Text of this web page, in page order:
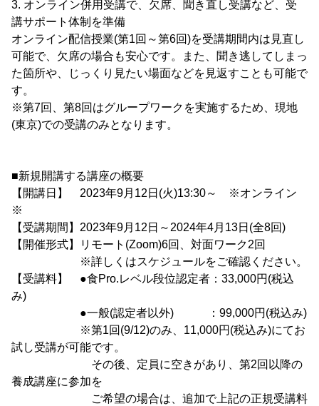
3. オンライン併用受講で、欠席、聞き直し受講など、受
講サポート体制を準備
オンライン配信授業(第1回～第6回)を受講期間内は見直し
可能で、欠席の場合も安心です。また、聞き逃してしまっ
た箇所や、じっくり見たい場面などを見返すことも可能で
す。
※第7回、第8回はグループワークを実施するため、現地
(東京)での受講のみとなります。
■新規開講する講座の概要
【開講日】 2023年9月12日(火)13:30～ ※オンライン
※
【受講期間】2023年9月12日～2024年4月13日(全8回)
【開催形式】リモート(Zoom)6回、対面ワーク2回
※詳しくはスケジュールをご確認ください。
【受講料】 ●食Pro.レベル段位認定者：33,000円(税込
み)
●一般(認定者以外) ：99,000円(税込み)
※第1回(9/12)のみ、11,000円(税込み)にてお
試し受講が可能です。
その後、定員に空きがあり、第2回以降の
養成講座に参加を
ご希望の場合は、追加で上記の正規受講料